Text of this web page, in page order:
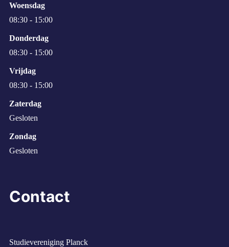
Woensdag
08:30 - 15:00
Donderdag
08:30 - 15:00
Vrijdag
08:30 - 15:00
Zaterdag
Gesloten
Zondag
Gesloten
Contact
Studievereniging Planck